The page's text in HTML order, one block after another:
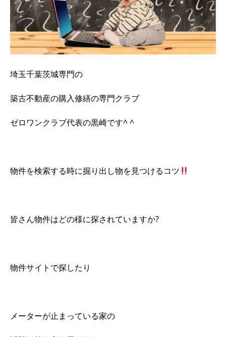
埼玉千葉茨城専門の
築古不動産の購入修繕の専門クラブ
ゼロワンクラブ代表の黒崎です^ ^
物件を検索する時に掘り出し物を見つけるコツ
皆さん物件はどの様に探されていますか?
物件サイトで探したり
メーターが止まっている家の